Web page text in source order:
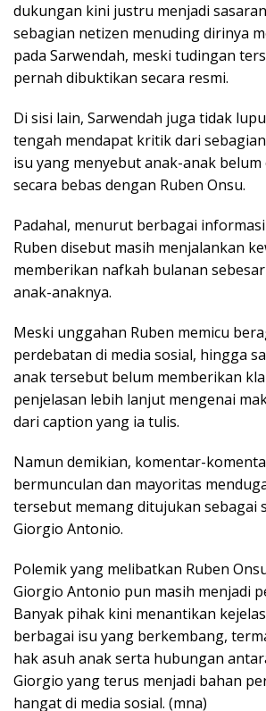
dukungan kini justru menjadi
sebagian netizen menuding dirinya
pada Sarwendah, meski tudingan
pernah dibuktikan secara resmi.
Di sisi lain, Sarwendah juga tidak
tengah mendapat kritik dari
isu yang menyebut anak-anak
secara bebas dengan Ruben Onsu.
Padahal, menurut berbagai
Ruben disebut masih menjalankan
memberikan nafkah bulanan
anak-anaknya.
Meski unggahan Ruben memicu
perdebatan di media sosial, hingga
anak tersebut belum memberikan
penjelasan lebih lanjut mengenai
dari caption yang ia tulis.
Namun demikian, komentar-
bermunculan dan mayoritas
tersebut memang ditujukan sebagai
Giorgio Antonio.
Polemik yang melibatkan Ruben
Giorgio Antonio pun masih menjadi
Banyak pihak kini menantikan
berbagai isu yang berkembang,
hak asuh anak serta hubungan
Giorgio yang terus menjadi bahan
hangat di media sosial. (mna)